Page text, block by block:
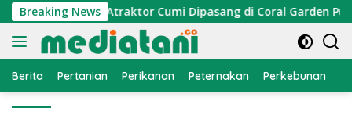
Langsung
ke
konten
Breaking News
Nelayan, Atraktor Cumi Dipasang di Coral Garden Pulau
Berita Pertanian Perikanan Peternakan Perkebunan